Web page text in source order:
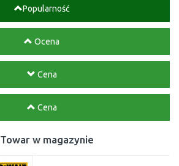
Popularność
Ocena
Cena
Cena
Towar w magazynie